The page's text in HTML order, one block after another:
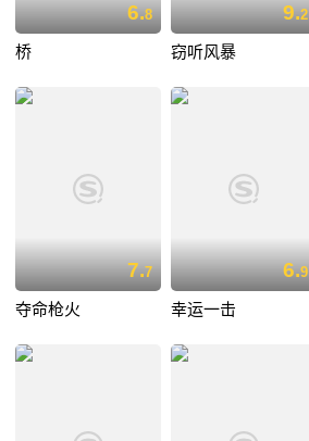
6.8
桥
9.2
窃听风暴
7.7
夺命枪火
6.9
幸运一击